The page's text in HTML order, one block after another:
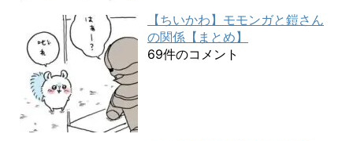
【ちいかわ】モモンガと鎧さん
の関係【まとめ】
69件のコメント